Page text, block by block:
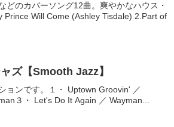
のカバーソング12曲。爽やかなハウス・
Prince Will Come (Ashley Tisdale) 2.Part of
ズ【Smooth Jazz】
ョンです。１・ Uptown Groovin' ／
３・ Let's Do It Again ／ Wayman...